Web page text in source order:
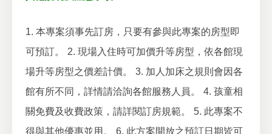
1. 本專案須事先訂房，只要有參與此專案的房型即
可預訂。
2. 現場入住時可加價升等房型，依各館現
場升等房型之價差計價。
3. 加人加床之規則會因各
館有所不同，詳情請洽詢各館服務人員。
4. 孩童相
關免費及收費政策，請詳閱訂房規範。
5. 此專案不
得與其他優惠並用。
6. 此方案開放之預訂日期皆可